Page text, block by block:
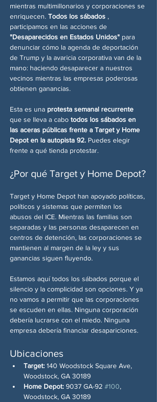
mientras multimillonarios y corporaciones se
enriquecen. Todos los sábados ,
participamos en las acciones de
"Desaparecidos en Estados Unidos" para
denunciar cómo la agenda de deportación
de Trump y la avaricia corporativa van de la
mano: haciendo desaparecer a nuestros
vecinos mientras las empresas poderosas
obtienen ganancias.
Esta es una protesta semanal recurrente
que se lleva a cabo todos los sábados en
las aceras públicas frente a Target y Home
Depot en la autopista 92. Puedes elegir
frente a qué tienda protestar.
¿Por qué Target y Home Depot?
Target y Home Depot han apoyado políticas,
políticos y sistemas que permiten los
abusos del ICE. Mientras las familias son
separadas y las personas desaparecen en
centros de detención, las corporaciones se
mantienen al margen de la ley y sus
ganancias siguen fluyendo.
Estamos aquí todos los sábados porque el
silencio y la complicidad son opciones. Y ya
no vamos a permitir que las corporaciones
se escuden en ellas. Ninguna corporación
debería lucrarse con el miedo. Ninguna
empresa debería financiar desapariciones.
Ubicaciones
Target: 140 Woodstock Square Ave,
Woodstock, GA 30189
Home Depot: 9037 GA-92 #100,
Woodstock, GA 30189